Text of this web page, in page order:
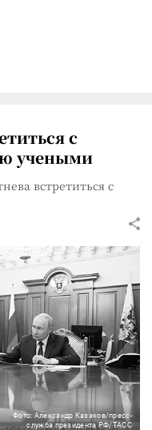
с
учеными
встретиться с
Фото: Александр Казаков/пресс-
служба президента РФ/ТАСС